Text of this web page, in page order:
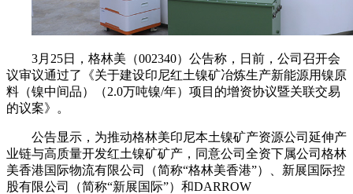
3月25日，格林美（002340）公告称，日前，公司召开会
议审议通过了《关于建设印尼红土镍矿冶炼生产新能源用镍原
料（镍中间品）（2.0万吨镍/年）项目的增资协议暨关联交易
的议案》。
公告显示，为推动格林美印尼本土镍矿产资源公司延伸产
业链与高质量开发红土镍矿矿产，同意公司全资下属公司格林
美香港国际物流有限公司（简称“格林美香港”）、新展国际控
股有限公司（简称“新展国际”）和DARROW